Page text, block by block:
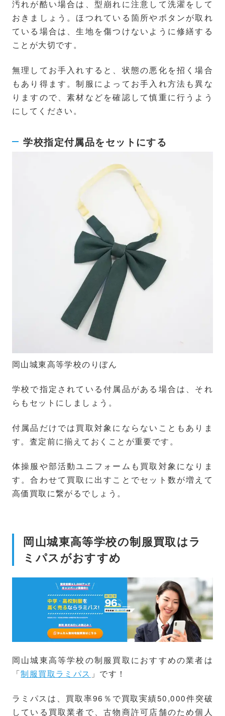
汚れが酷い場合は、型崩れに注意して洗濯をして
おきましょう。ほつれている箇所やボタンが取れ
ている場合は、生地を傷つけないように修繕する
ことが大切です。
無理してお手入れすると、状態の悪化を招く場合
もあり得ます。制服によってお手入れ方法も異な
りますので、素材などを確認して慎重に行うよう
にしてください。
学校指定付属品をセットにする
岡山城東高等学校のりぼん
学校で指定されている付属品がある場合は、それ
らもセットにしましょう。
付属品だけでは買取対象にならないこともありま
す。査定前に揃えておくことが重要です。
体操服や部活動ユニフォームも買取対象になりま
す。合わせて買取に出すことでセット数が増えて
高価買取に繋がるでしょう。
岡山城東高等学校の制服買取はラ
ミパスがおすすめ
岡山城東高等学校の制服買取におすすめの業者は
「制服買取ラミパス 」です！
ラミパスは、買取率96％で買取実績50,000件突破
している買取業者で、古物商許可店舗のため個人